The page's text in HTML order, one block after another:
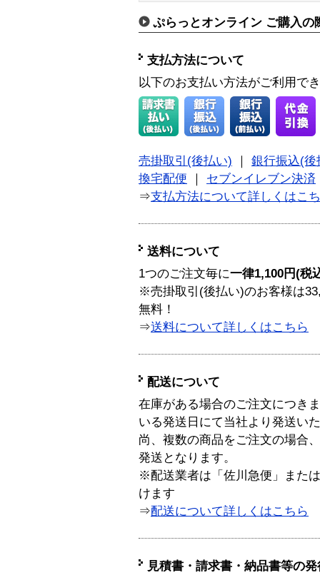
ぷらっとオンライン ご購入の
支払方法について
以下のお支払い方法がご利用で
売掛取引(後払い) ｜ 銀行振込(後
換宅配便 ｜ セブンイレブン決済
⇒支払方法について詳しくはこ
送料について
1つのご注文毎に一律1,100円(税
※売掛取引(後払い)のお客様は
無料！
⇒送料について詳しくはこちら
配送について
在庫がある場合のご注文につき
いる発送日にて当社より発送い
尚、複数の商品をご注文の場合
発送となります。
※配送業者は「佐川急便」また
けます
⇒配送について詳しくはこちら
見積書・請求書・納品書等の